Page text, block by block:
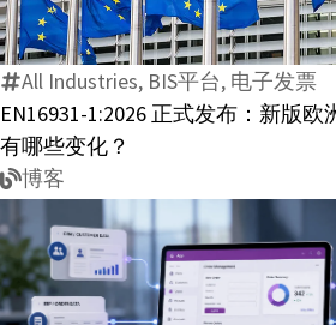
票
值
得
企
注？
正
式
发
布：
洲
All Industries, BIS平台, 电子发票
EN16931-1:2026 正式发布：新版
有哪些变化？
博客